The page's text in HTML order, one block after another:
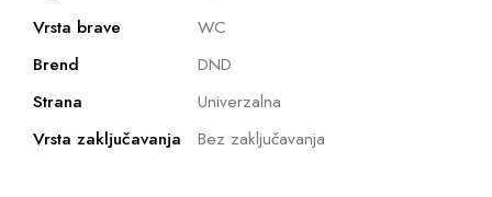
Vrsta brave
WC
Brend
DND
Strana
Univerzalna
Vrsta zaključavanja
Bez zaključavanja